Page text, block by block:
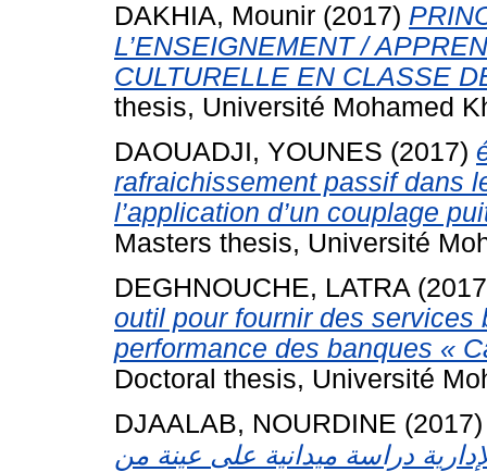
DAKHIA, Mounir (2017)
L’ENSEIGNEMENT /
CULTURELLE EN CLASSE
thesis, Université Mohamed
DAOUADJI, YOUNES (2017)
rafraichissement passif dans
l’application d’un couplage
Masters thesis, Université
DEGHNOUCHE, LATRA
outil pour fournir des
performance des banques «
Doctoral thesis, Université
DJAALAB, NOURDINE
دراسة ميدانية على عينة من